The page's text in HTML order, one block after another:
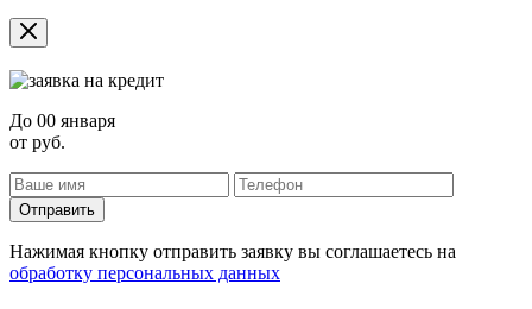
До 00 января
от руб.
Отправить
Нажимая кнопку отправить заявку вы соглашаетесь на
обработку персональных данных